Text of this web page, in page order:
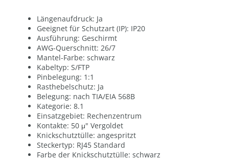
Längenaufdruck: Ja
Geeignet für Schutzart (IP): IP20
Ausführung: Geschirmt
AWG-Querschnitt: 26/7
Mantel-Farbe: schwarz
Kabeltyp: S/FTP
Pinbelegung: 1:1
Rasthebelschutz: Ja
Belegung: nach TIA/EIA 568B
Kategorie: 8.1
Einsatzgebiet: Rechenzentrum
Kontakte: 50 μ" Vergoldet
Knickschutztülle: angespritzt
Steckertyp: RJ45 Standard
Farbe der Knickschutztülle: schwarz